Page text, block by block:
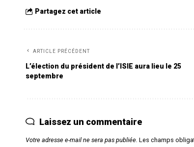
Partagez cet article
ARTICLE PRÉCÉDENT
L’élection du président de l’ISIE aura lieu le 25
septembre
Laissez un commentaire
Votre adresse e-mail ne sera pas publiée. Les champs